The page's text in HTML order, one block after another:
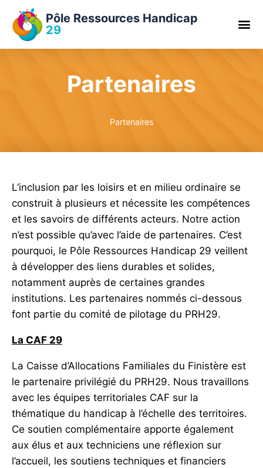
Pôle Ressources Handicap
29
Partenaires
Partenaires
L’inclusion par les loisirs et en milieu ordinaire se
construit à plusieurs et nécessite les compétences
et les savoirs de différents acteurs. Notre action
n’est possible qu’avec l’aide de partenaires. C’est
pourquoi, le Pôle Ressources Handicap 29 veillent
à développer des liens durables et solides,
notamment auprès de certaines grandes
institutions. Les partenaires nommés ci-dessous
font partie du comité de pilotage du PRH29.
La CAF 29
La Caisse d’Allocations Familiales du Finistère est
le partenaire privilégié du PRH29. Nous travaillons
avec les équipes territoriales CAF sur la
thématique du handicap à l’échelle des territoires.
Ce soutien complémentaire apporte également
aux élus et aux techniciens une réflexion sur
l’accueil, les soutiens techniques et financiers